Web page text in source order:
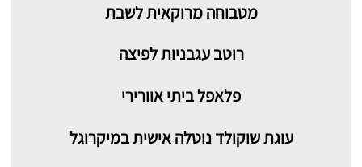
מטבוחה מרוקאית לשבת
רוטב עגבניות לפיצה
פלאפל ביתי אוורירי
עוגת שוקולד נוטלה אישית במיקרוגל